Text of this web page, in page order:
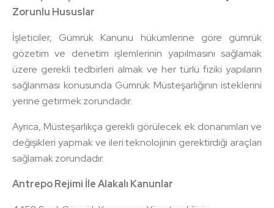
Zorunlu Hususlar
İşleticiler, Gümrük Kanunu hükümlerine göre gümrük
gözetim ve denetim işlemlerinin yapılmasını sağlamak
üzere gerekli tedbirleri almak ve her türlü fiziki yapıların
sağlanması konusunda Gümrük Müsteşarlığının isteklerini
yerine getirmek zorundadır.
Ayrıca, Müsteşarlıkça gerekli görülecek ek donanımları ve
değişikleri yapmak ve ileri teknolojinin gerektirdiği araçları
sağlamak zorundadır.
Antrepo Rejimi İle Alakalı Kanunlar